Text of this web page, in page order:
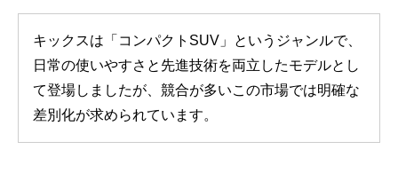
キックスは「コンパクトSUV」というジャンルで、
日常の使いやすさと先進技術を両立したモデルとし
て登場しましたが、競合が多いこの市場では明確な
差別化が求められています。